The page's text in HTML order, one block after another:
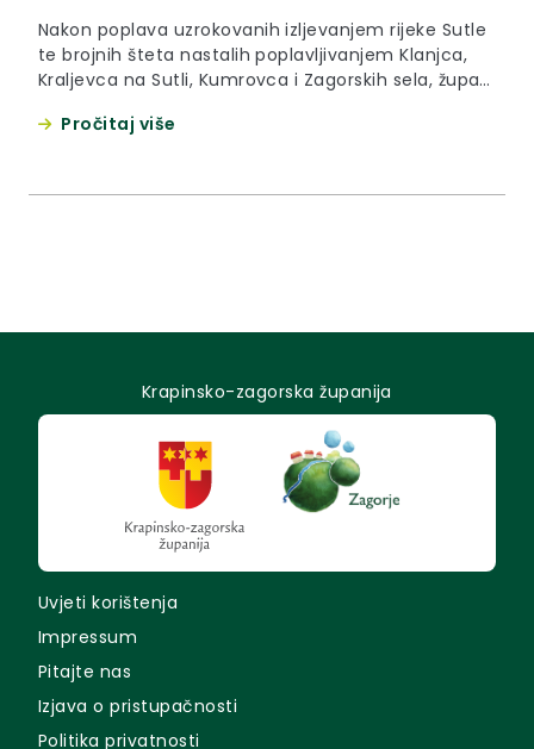
Nakon poplava uzrokovanih izljevanjem rijeke Sutle
te brojnih šteta nastalih poplavljivanjem Klanjca,
Kraljevca na Sutli, Kumrovca i Zagorskih sela, župan
samouprave proglasio stanje elementarne
Pročitaj više
Krapinsko-zagorska županija
Uvjeti korištenja
Impressum
Pitajte nas
Izjava o pristupačnosti
Politika privatnosti